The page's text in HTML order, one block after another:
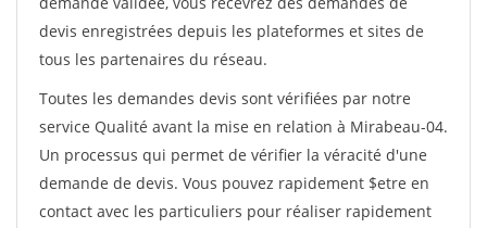
devis enregistrées depuis les plateformes et sites de
tous les partenaires du réseau.
Toutes les demandes devis sont vérifiées par notre
service Qualité avant la mise en relation à Mirabeau-04.
Un processus qui permet de vérifier la véracité d'une
demande de devis. Vous pouvez rapidement $etre en
contact avec les particuliers pour réaliser rapidement